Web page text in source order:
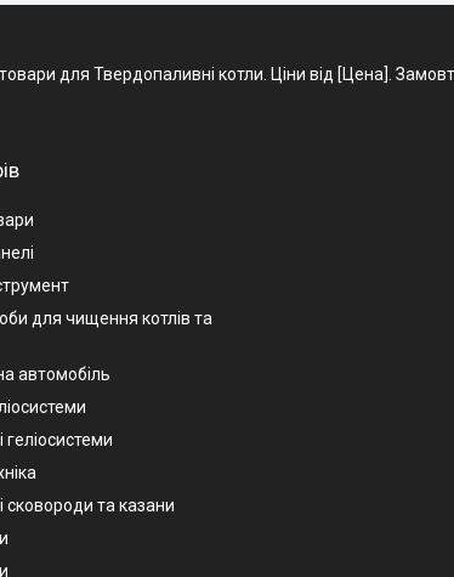
для Твердопаливні котли. Ціни від [Цена].
для чищення котлів та
автомобіль
геліосистеми
сковороди та казани